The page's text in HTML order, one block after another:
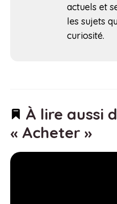
actuels et
les sujets
curiosité.
À lire aussi
« Acheter »